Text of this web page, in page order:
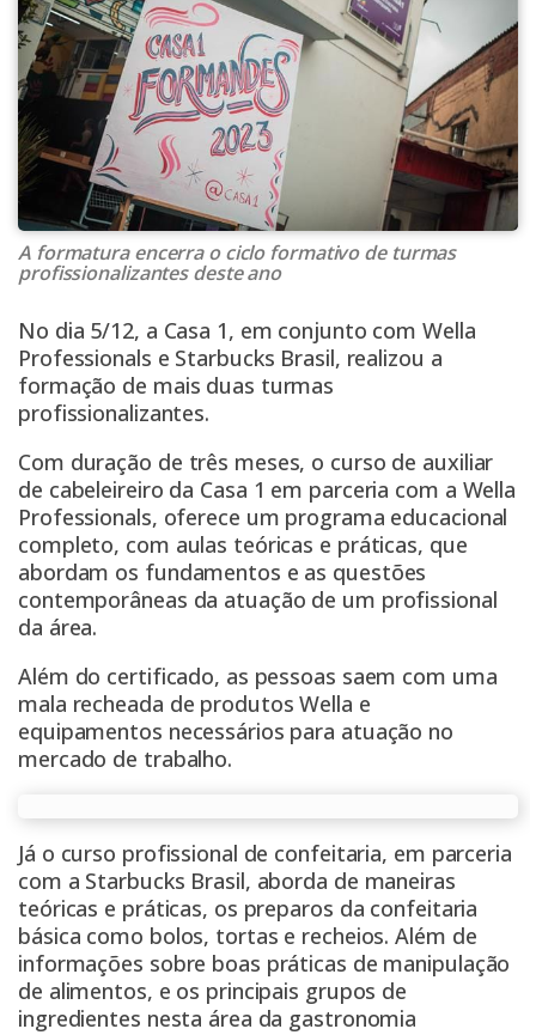
A formatura encerra o ciclo formativo de turmas
profissionalizantes deste ano
No dia 5/12, a Casa 1, em conjunto com Wella
Professionals e Starbucks Brasil, realizou a
formação de mais duas turmas
profissionalizantes.
Com duração de três meses, o curso de auxiliar
de cabeleireiro da Casa 1 em parceria com a Wella
Professionals, oferece um programa educacional
completo, com aulas teóricas e práticas, que
abordam os fundamentos e as questões
contemporâneas da atuação de um profissional
da área.
Além do certificado, as pessoas saem com uma
mala recheada de produtos Wella e
equipamentos necessários para atuação no
mercado de trabalho.
Já o curso profissional de confeitaria, em parceria
com a Starbucks Brasil, aborda de maneiras
teóricas e práticas, os preparos da confeitaria
básica como bolos, tortas e recheios. Além de
informações sobre boas práticas de manipulação
de alimentos, e os principais grupos de
ingredientes nesta área da gastronomia